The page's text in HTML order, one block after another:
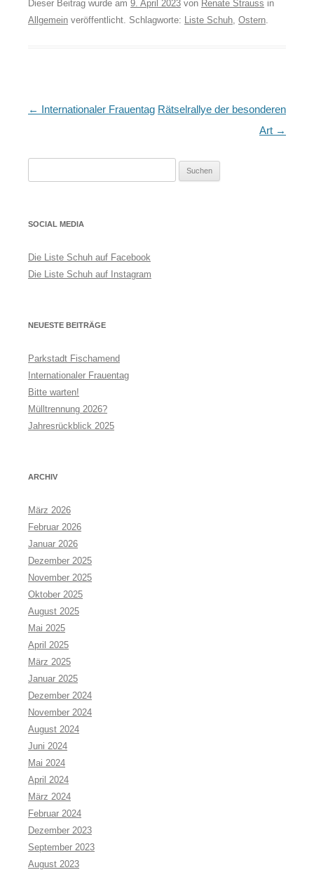
Dieser Beitrag wurde am 9. April 2023 von Renate Strauss in
Allgemein veröffentlicht. Schlagworte: Liste Schuh Ostern
Artikel-
← Internationaler Frauentag Rätselrallye der besonderen
Art →
nach:
SOCIAL MEDIA
Die Liste Schuh auf Facebook
Die Liste Schuh auf Instagram
NEUESTE BEITRÄGE
Parkstadt Fischamend
Internationaler Frauentag
Bitte warten!
Mülltrennung 2026?
Jahresrückblick 2025
ARCHIV
März 2026
Februar 2026
Januar 2026
Dezember 2025
November 2025
Oktober 2025
August 2025
Mai 2025
April 2025
März 2025
Januar 2025
Dezember 2024
November 2024
August 2024
Juni 2024
Mai 2024
April 2024
März 2024
Februar 2024
Dezember 2023
September 2023
August 2023